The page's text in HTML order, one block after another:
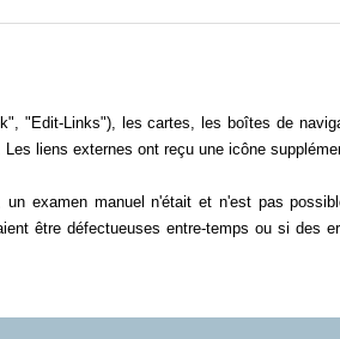
"Edit-Links"), les cartes, les boîtes de
liens externes ont reçu une icône
examen manuel n'était et n'est pas
être défectueuses entre-temps ou si des